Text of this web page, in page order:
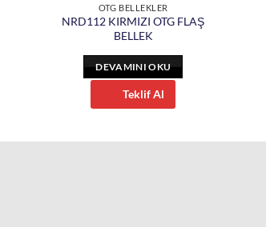
OTG BELLEKLER
NRD112 KIRMIZI OTG FLAŞ
BELLEK
DEVAMINI OKU
Teklif Al